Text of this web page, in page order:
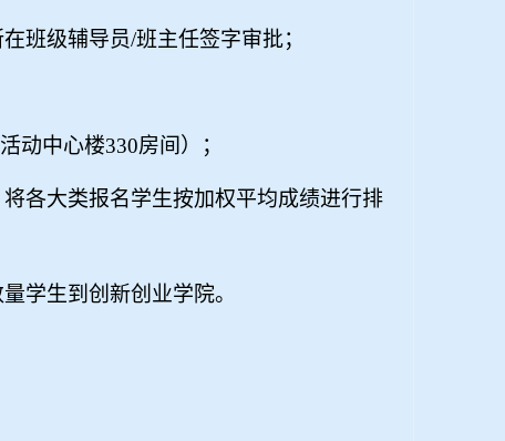
班级辅导员/班主任签字审批；
动中心楼330房间）；
各大类报名学生按加权平均成绩进行排
学生到创新创业学院。